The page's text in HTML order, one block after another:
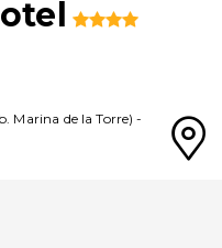
Marina de la Torre) -